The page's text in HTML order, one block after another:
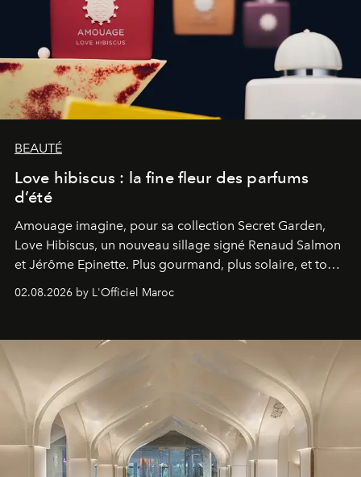
BEAUTÉ
Love hibiscus : la fine fleur des parfums
d’été
Amouage imagine, pour sa collection Secret Garden,
Love Hibiscus, un nouveau sillage signé Renaud Salmon
et Jérôme Epinette. Plus gourmand, plus solaire, et tout
à fait irrésistible.
02.08.2026 by L'Officiel Maroc